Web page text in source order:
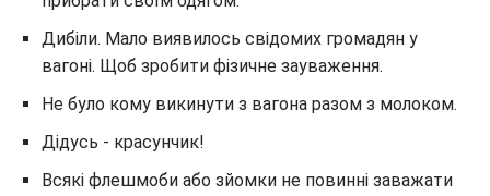
Дибіли. Мало виявилось свідомих громадян у
вагоні. Щоб зробити фізичне зауваження.
Не було кому викинути з вагона разом з молоком.
Дідусь - красунчик!
Всякі флешмоби або зйомки не повинні заважати